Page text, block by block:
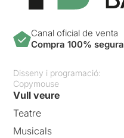
Canal oficial de venta
Compra 100% segura
Disseny i programació:
Copymouse
Vull veure
Teatre
Musicals